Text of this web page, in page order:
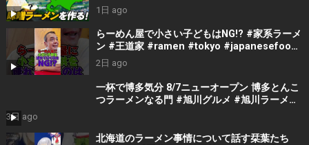
1日 ago
らーめん屋で小さい子どもはNG!? #家系ラーメ
ン #王道家 #ramen #tokyo #japanesefood
2日 ago
一杯で博多気分 8/7ニューオープン 博多とんこ
つラーメンなる門 #旭川グルメ #旭川ラーメン
3日 ago
北海道のラーメン事情について話す栞葉たち